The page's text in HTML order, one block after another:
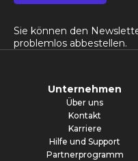
Sie können den
problemlos abbestellen.
Unternehmen
Über uns
Kontakt
Karriere
Hilfe und Support
Partnerprogramm